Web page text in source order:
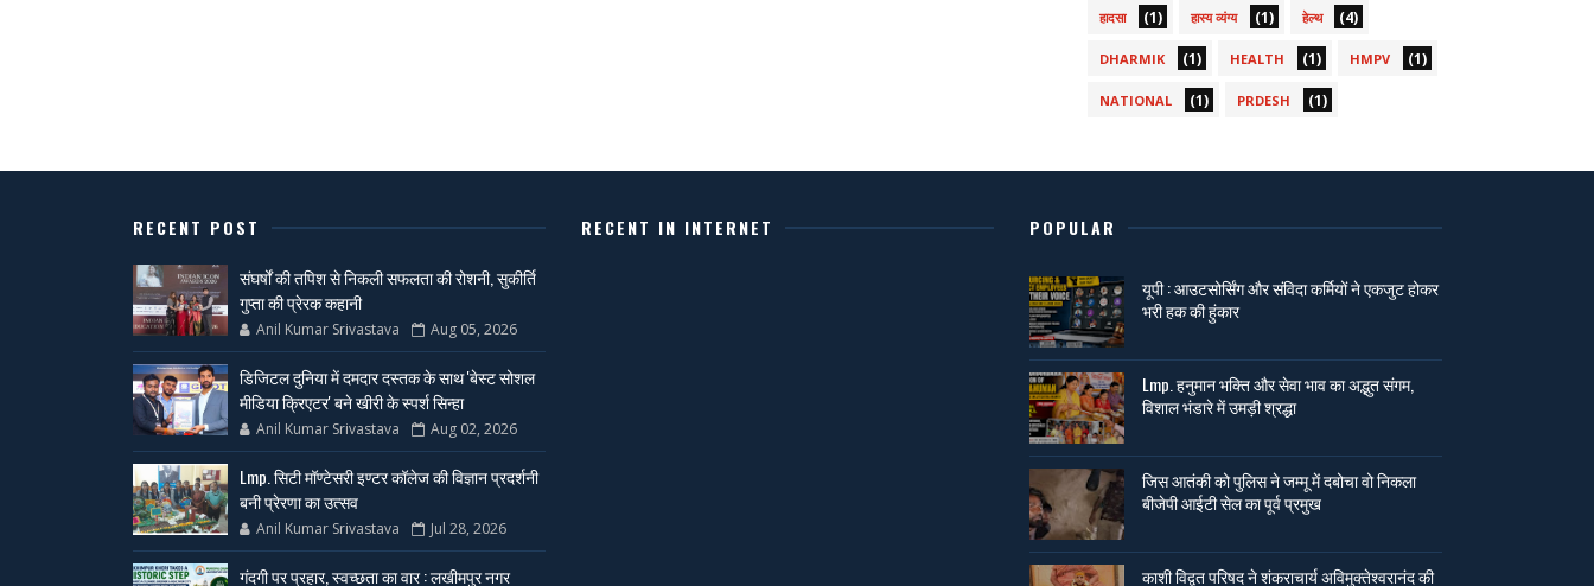
हादसा (1) हास्य व्यंग्य (1) हेल्थ (4)
DHARMIK (1) HEALTH (1) HMPV (1)
NATIONAL (1) PRDESH (1)
RECENT POST
संघर्षों की तपिश से निकली सफलता की रोशनी, सुकीर्ति
गुप्ता की प्रेरक कहानी
Anil Kumar Srivastava Aug 05, 2026
डिजिटल दुनिया में दमदार दस्तक के साथ 'बेस्ट सोशल
मीडिया क्रिएटर' बने खीरी के स्पर्श सिन्हा
Anil Kumar Srivastava Aug 02, 2026
Lmp. सिटी मॉण्टेसरी इण्टर कॉलेज की विज्ञान प्रदर्शनी
बनी प्रेरणा का उत्सव
Anil Kumar Srivastava Jul 28, 2026
गंदगी पर प्रहार, स्वच्छता का वार : लखीमपुर नगर
RECENT IN INTERNET POPULAR
यूपी : आउटसोर्सिंग और संविदा कर्मियों ने एकजुट होकर
भरी हक की हुंकार
Lmp. हनुमान भक्ति और सेवा भाव का अद्भुत संगम,
विशाल भंडारे में उमड़ी श्रद्धा
जिस आतंकी को पुलिस ने जम्मू में दबोचा वो निकला
बीजेपी आईटी सेल का पूर्व प्रमुख
काशी विद्वत परिषद ने शंकराचार्य अविमुक्तेश्वरानंद की